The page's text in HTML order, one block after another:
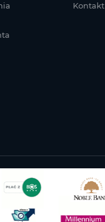
Kontakt